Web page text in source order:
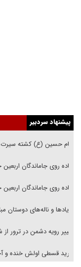
پیشنهاد سردبیر
امام حسین (ع) کشته
پیاده روی جاماندگان
پیاده روی جاماندگان
فریاد‌ها و ناله‌های دوستان
تغییر رویه دشمن در ترور
خرید قسطی اولش خنده